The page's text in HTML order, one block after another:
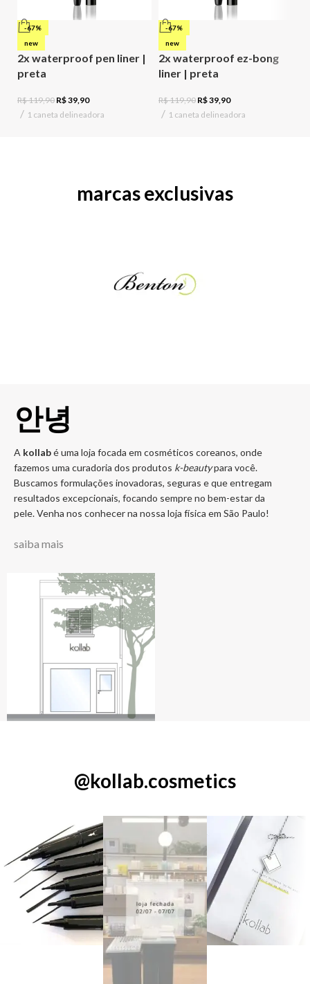
-67%
new
2x waterproof pen liner |
preta
R$119,90 R$39,90
1 caneta delineadora
-67%
new
2x waterproof ez-bong
liner | preta
R$119,90 R$39,90
1 caneta delineadora
marcas exclusivas
안녕
A kollabé uma loja focada em cosméticos coreanos, onde
fazemos uma curadoria dos produtos k-beautypara você.
Buscamos formulações inovadoras, seguras e que entregam
resultados excepcionais, focando sempre no bem-estar da
pele. Venha nos conhecer na nossa loja física em São Paulo!
saiba mais
@kollab.cosmetics